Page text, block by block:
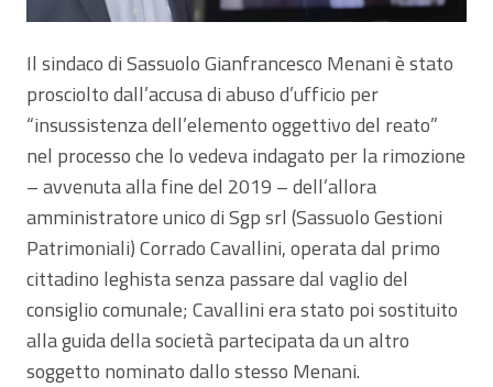
Il sindaco di Sassuolo Gianfrancesco Menani è stato
prosciolto dall’accusa di abuso d’ufficio per
“insussistenza dell’elemento oggettivo del reato”
nel processo che lo vedeva indagato per la rimozione
– avvenuta alla fine del 2019 – dell’allora
amministratore unico di Sgp srl (Sassuolo Gestioni
Patrimoniali) Corrado Cavallini, operata dal primo
cittadino leghista senza passare dal vaglio del
consiglio comunale; Cavallini era stato poi sostituito
alla guida della società partecipata da un altro
soggetto nominato dallo stesso Menani.